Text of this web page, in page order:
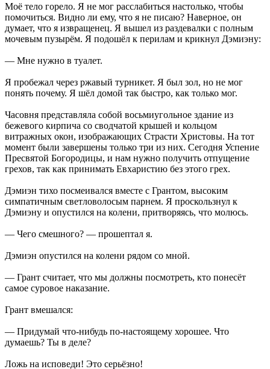
Моё тело горело. Я не мог расслабиться настолько, чтобы
помочиться. Видно ли ему, что я не писаю? Наверное, он
думает, что я извращенец. Я вышел из раздевалки с полным
мочевым пузырём. Я подошёл к перилам и крикнул Дэмиэну:
— Мне нужно в туалет.
Я пробежал через ржавый турникет. Я был зол, но не мог
понять почему. Я шёл домой так быстро, как только мог.
Часовня представляла собой восьмиугольное здание из
бежевого кирпича со сводчатой крышей и кольцом
витражных окон, изображающих Страсти Христовы. На тот
момент были завершены только три из них. Сегодня Успение
Пресвятой Богородицы, и нам нужно получить отпущение
грехов, так как принимать Евхаристию без этого грех.
Дэмиэн тихо посмеивался вместе с Грантом, высоким
симпатичным светловолосым парнем. Я проскользнул к
Дэмиэну и опустился на колени, притворяясь, что молюсь.
— Чего смешного? — прошептал я.
Дэмиэн опустился на колени рядом со мной.
— Грант считает, что мы должны посмотреть, кто понесёт
самое суровое наказание.
Грант вмешался:
— Придумай что-нибудь по-настоящему хорошее. Что
думаешь? Ты в деле?
Ложь на исповеди! Это серьёзно!